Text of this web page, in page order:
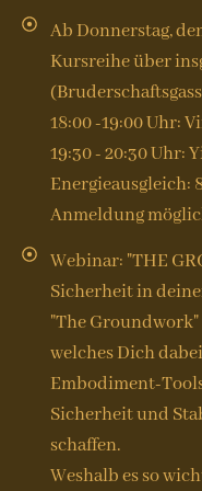
Ab Donnerstag,
Kursreihe über
18:00 -19:00 Uhr:
19:30 - 20:30 Uhr:
Energieausgleich:
Anmeldung
Webinar: "THE
Sicherheit in
"The
welches Dich
Embodiment-
Sicherheit und
schaffen.
Weshalb es so